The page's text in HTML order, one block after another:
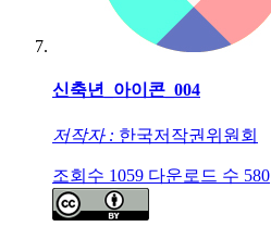
신축년_아이콘_004
저작자 : 한국저작권위원회
조회수 1059 다운로드 수 580